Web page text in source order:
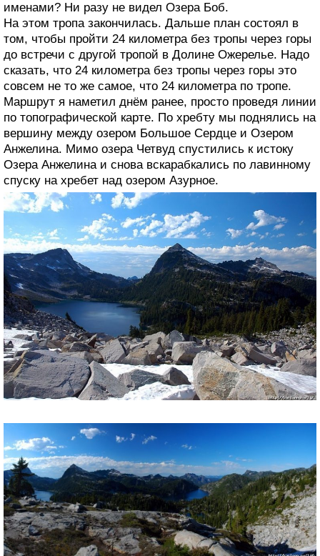
именами? Ни разу не видел Озера Боб.
На этом тропа закончилась. Дальше план состоял в
том, чтобы пройти 24 километра без тропы через горы
до встречи с другой тропой в Долине Ожерелье. Надо
сказать, что 24 километра без тропы через горы это
совсем не то же самое, что 24 километра по тропе.
Маршрут я наметил днём ранее, просто проведя линии
по топографической карте. По хребту мы поднялись на
вершину между озером Большое Сердце и Озером
Анжелина. Мимо озера Четвуд спустились к истоку
Озера Анжелина и снова вскарабкались по лавинному
спуску на хребет над озером Азурное.